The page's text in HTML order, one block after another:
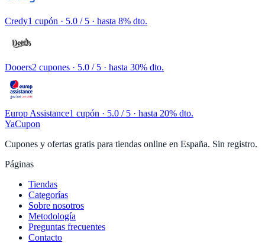
Credy1 cupón · 5.0 / 5 · hasta 8% dto.
Dooers2 cupones · 5.0 / 5 · hasta 30% dto.
Europ Assistance1 cupón · 5.0 / 5 · hasta 20% dto.
YaCupon
Cupones y ofertas gratis para tiendas online en España. Sin registro.
Páginas
Tiendas
Categorías
Sobre nosotros
Metodología
Preguntas frecuentes
Contacto